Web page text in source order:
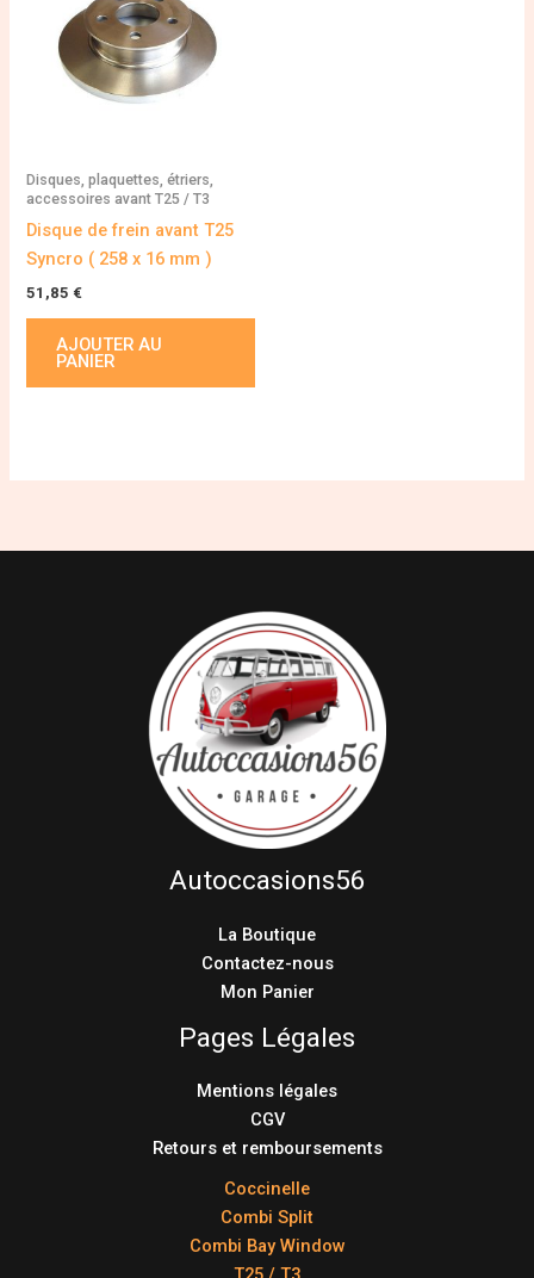
Disques, plaquettes, étriers,
accessoires avant T25 / T3
Disque de frein avant T25
Syncro ( 258 x 16 mm )
51,85 €
AJOUTER AU
PANIER
Autoccasions56
La Boutique
Contactez-nous
Mon Panier
Pages Légales
Mentions légales
CGV
Retours et remboursements
Coccinelle
Combi Split
Combi Bay Window